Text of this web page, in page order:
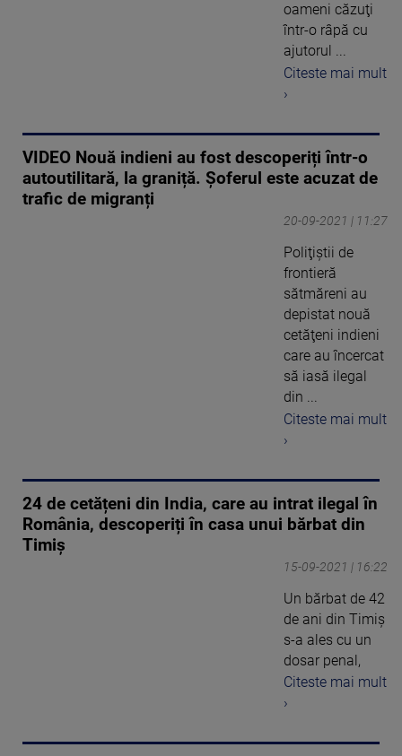
oameni căzuţi
într-o râpă cu
ajutorul ...
Citeste mai mult
›
VIDEO Nouă indieni au fost descoperiți într-o
autoutilitară, la graniță. Șoferul este acuzat de
trafic de migranți
20-09-2021 | 11:27
Poliţiştii de
frontieră
sătmăreni au
depistat nouă
cetăţeni indieni
care au încercat
să iasă ilegal
din ...
Citeste mai mult
›
24 de cetățeni din India, care au intrat ilegal în
România, descoperiți în casa unui bărbat din
Timiș
15-09-2021 | 16:22
Un bărbat de 42
de ani din Timiș
s-a ales cu un
dosar penal,
Citeste mai mult
›